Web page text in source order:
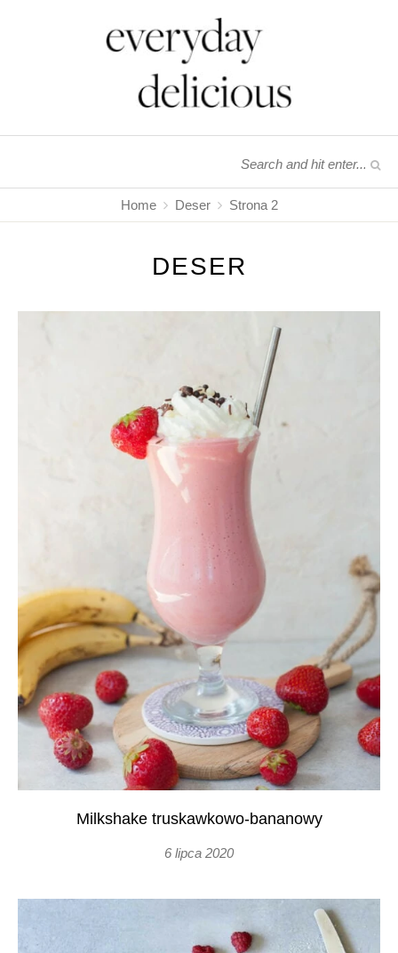
Home Deser Strona 2
DESER
Milkshake truskawkowo-bananowy
6 lipca 2020